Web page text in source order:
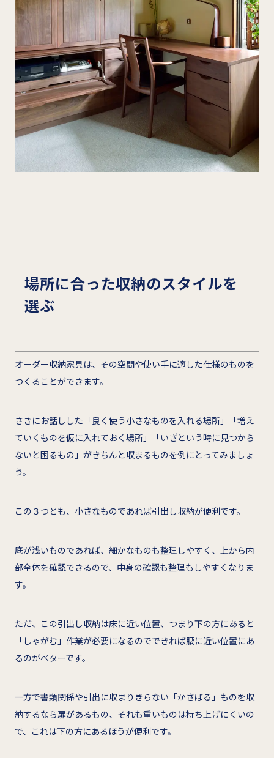
場所に合った収納のスタイルを
選ぶ
オーダー収納家具は、その空間や使い手に適した仕様のものを
つくることができます。
さきにお話しした「良く使う小さなものを入れる場所」「増え
ていくものを仮に入れておく場所」「いざという時に見つから
ないと困るもの」がきちんと収まるものを例にとってみましょ
う。
この３つとも、小さなものであれば引出し収納が便利です。
底が浅いものであれば、細かなものも整理しやすく、上から内
部全体を確認できるので、中身の確認も整理もしやすくなりま
す。
ただ、この引出し収納は床に近い位置、つまり下の方にあると
「しゃがむ」作業が必要になるのでできれば腰に近い位置にあ
るのがベターです。
一方で書類関係や引出に収まりきらない「かさばる」ものを収
納するなら扉があるもの、それも重いものは持ち上げにくいの
で、これは下の方にあるほうが便利です。